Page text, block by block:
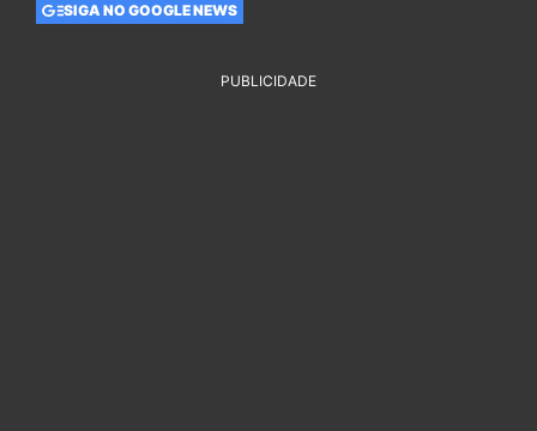
SIGA NO GOOGLE NEWS
PUBLICIDADE